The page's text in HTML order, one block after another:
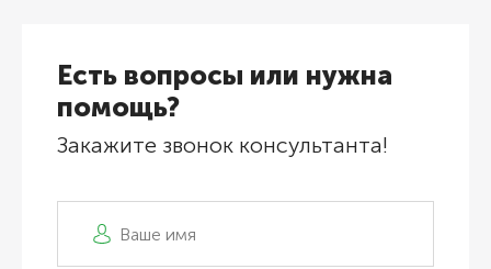
Есть вопросы или нужна
помощь?
Закажите звонок консультанта!